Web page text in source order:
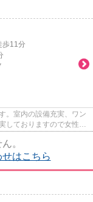
歩11分
。室内の設備充実、ワン
しておりますので女性も
。
はこちら